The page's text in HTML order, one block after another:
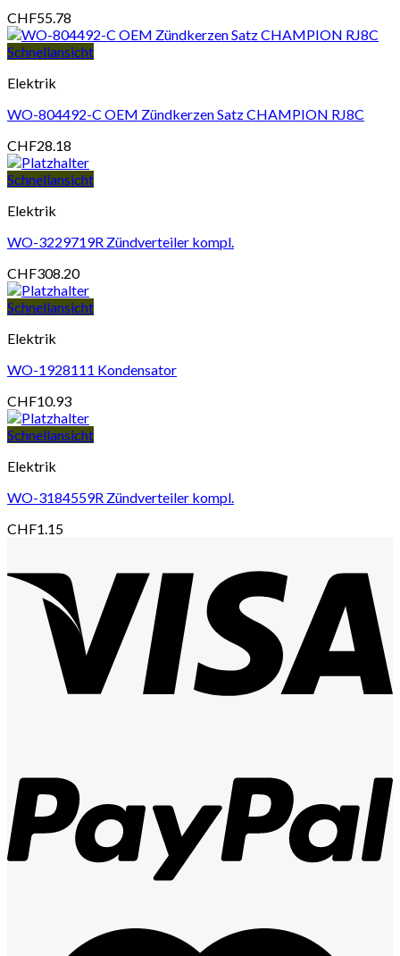
CHF55.78
Schnellansicht
Elektrik
WO-804492-C OEM Zündkerzen Satz CHAMPION RJ8C
CHF28.18
Schnellansicht
Elektrik
WO-3229719R Zündverteiler kompl.
CHF308.20
Schnellansicht
Elektrik
WO-1928111 Kondensator
CHF10.93
Schnellansicht
Elektrik
WO-3184559R Zündverteiler kompl.
CHF1.15